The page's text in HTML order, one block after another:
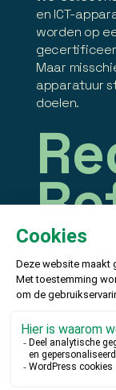
en ICT-
worden op
Maar
apparatuur
doelen.
  